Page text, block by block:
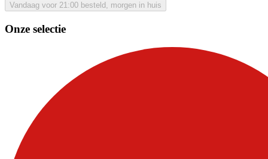
Vandaag voor 21:00 besteld, morgen in huis
Onze selectie